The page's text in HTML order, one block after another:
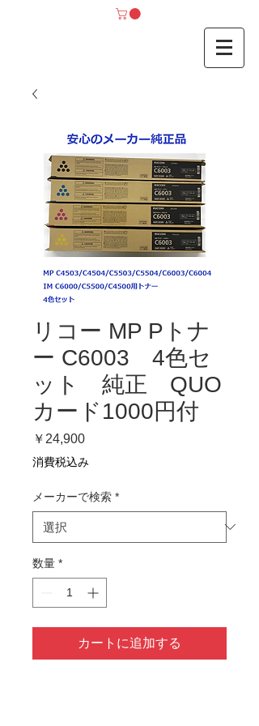
リコー MP Pトナ
ー C6003 4色セ
ット 純正 QUO
カード1000円付
￥24,900価
格
消費税込み
メーカーで検索 *
数量 *
カートに追加する